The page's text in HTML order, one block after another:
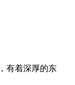
有着深厚的东